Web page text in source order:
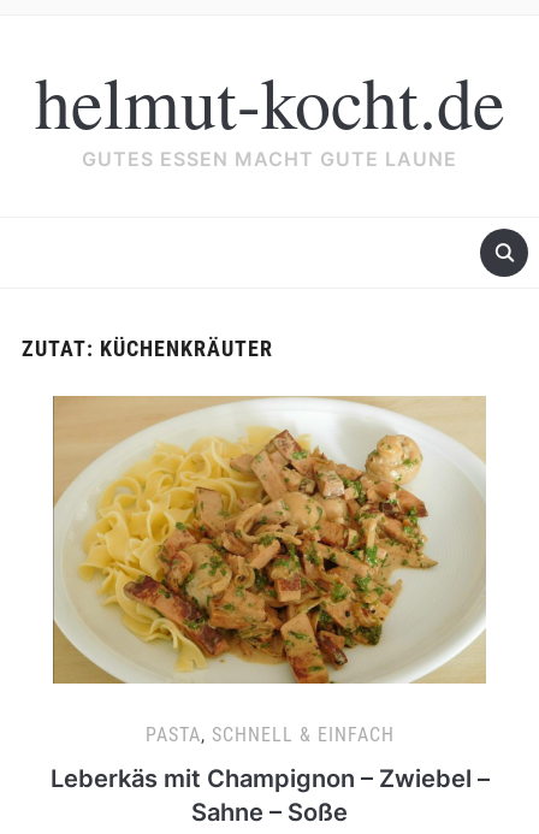
helmut-kocht.de
GUTES ESSEN MACHT GUTE LAUNE
ZUTAT: KÜCHENKRÄUTER
PASTA, SCHNELL & EINFACH
Leberkäs mit Champignon – Zwiebel –
Sahne – Soße